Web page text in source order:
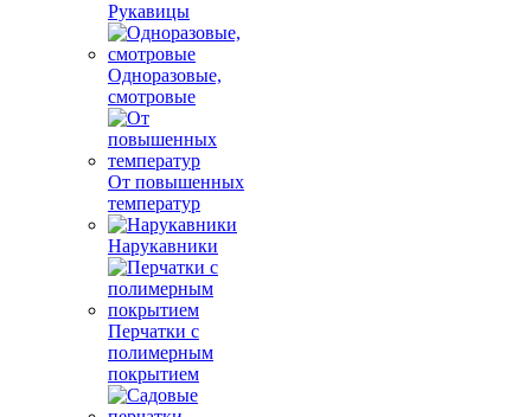
Рукавицы
Одноразовые,
смотровые
От повышенных
температур
Нарукавники
Перчатки с
полимерным
покрытием